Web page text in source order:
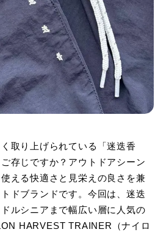
取り上げられている「迷迭香
存じですか？アウトドアシーン
える快適さと見栄えの良さを兼
ドブランドです。今回は、迷迭
ルシニアまで幅広い層に人気の
HARVEST TRAINER（ナイロ